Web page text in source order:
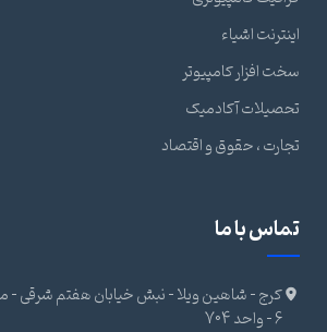
اینترنت اشیاء
سخت افزار کامپیوتر
تحصیلات آکادمیک
تجارت ، حقوق و اقتصاد
تماس با ما
کرج - شاهین ویلا - نبش خیابان هفتم شرقی -
6 - واحد 704